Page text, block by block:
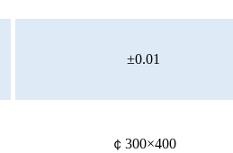
±0.01
￠300×400